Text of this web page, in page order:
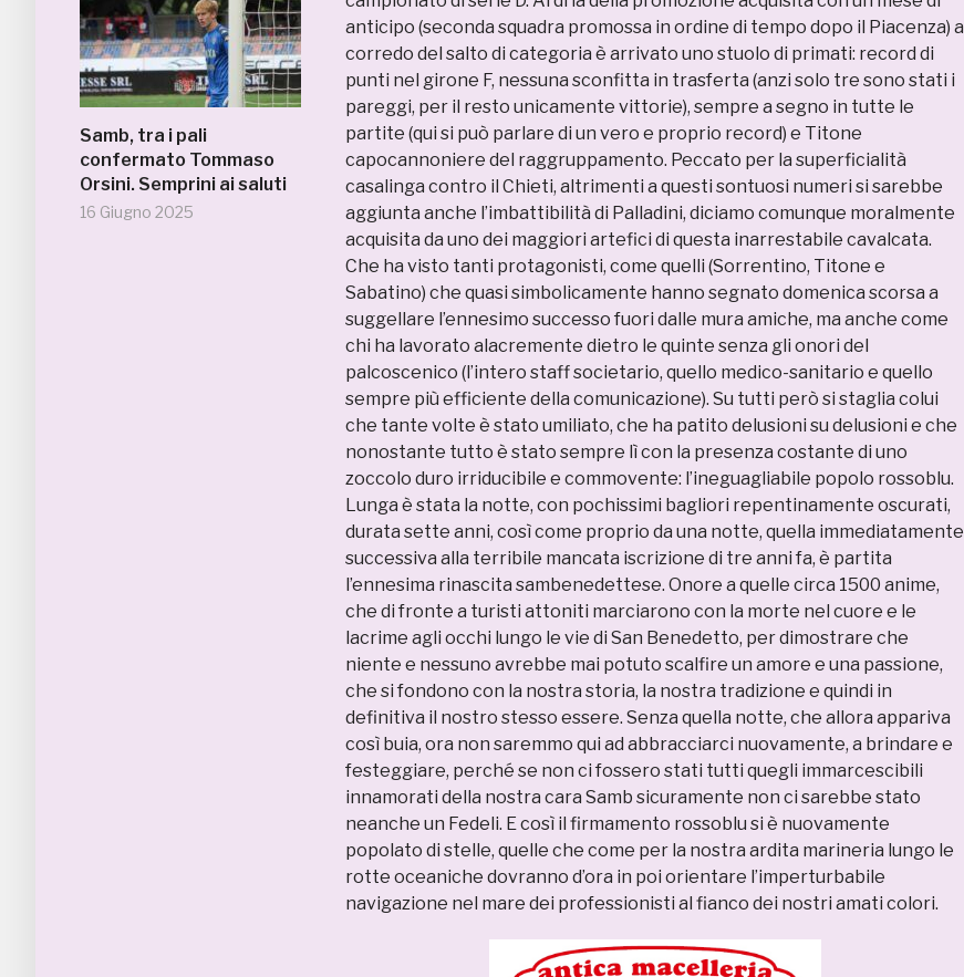
Samb, tra i pali
confermato Tommaso
Orsini. Semprini ai saluti
16 Giugno 2025
anticipo (seconda squadra promossa in ordine di tempo dopo il Piacenza) a
corredo del salto di categoria è arrivato uno stuolo di primati: record di
punti nel girone F, nessuna sconfitta in trasferta (anzi solo tre sono stati i
pareggi, per il resto unicamente vittorie), sempre a segno in tutte le
partite (qui si può parlare di un vero e proprio record) e Titone
capocannoniere del raggruppamento. Peccato per la superficialità
casalinga contro il Chieti, altrimenti a questi sontuosi numeri si sarebbe
aggiunta anche l’imbattibilità di Palladini, diciamo comunque moralmente
acquisita da uno dei maggiori artefici di questa inarrestabile cavalcata.
Che ha visto tanti protagonisti, come quelli (Sorrentino, Titone e
Sabatino) che quasi simbolicamente hanno segnato domenica scorsa a
suggellare l’ennesimo successo fuori dalle mura amiche, ma anche come
chi ha lavorato alacremente dietro le quinte senza gli onori del
palcoscenico (l’intero staff societario, quello medico-sanitario e quello
sempre più efficiente della comunicazione). Su tutti però si staglia colui
che tante volte è stato umiliato, che ha patito delusioni su delusioni e che
nonostante tutto è stato sempre lì con la presenza costante di uno
zoccolo duro irriducibile e commovente: l’ineguagliabile popolo rossoblu.
Lunga è stata la notte, con pochissimi bagliori repentinamente oscurati,
durata sette anni, così come proprio da una notte, quella immediatamente
successiva alla terribile mancata iscrizione di tre anni fa, è partita
l’ennesima rinascita sambenedettese. Onore a quelle circa 1500 anime,
che di fronte a turisti attoniti marciarono con la morte nel cuore e le
lacrime agli occhi lungo le vie di San Benedetto, per dimostrare che
niente e nessuno avrebbe mai potuto scalfire un amore e una passione,
che si fondono con la nostra storia, la nostra tradizione e quindi in
definitiva il nostro stesso essere. Senza quella notte, che allora appariva
così buia, ora non saremmo qui ad abbracciarci nuovamente, a brindare e
festeggiare, perché se non ci fossero stati tutti quegli immarcescibili
innamorati della nostra cara Samb sicuramente non ci sarebbe stato
neanche un Fedeli. E così il firmamento rossoblu si è nuovamente
popolato di stelle, quelle che come per la nostra ardita marineria lungo le
rotte oceaniche dovranno d’ora in poi orientare l’imperturbabile
navigazione nel mare dei professionisti al fianco dei nostri amati colori.